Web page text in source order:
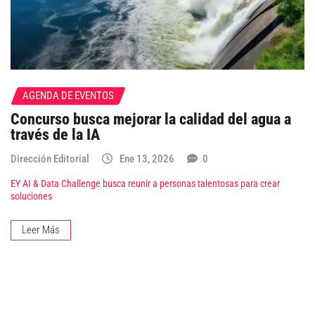
AGENDA DE EVENTOS
Concurso busca mejorar la calidad del agua a
través de la IA
Dirección Editorial Ene 13, 2026 0
EY AI & Data Challenge busca reunir a personas talentosas para crear
soluciones
Leer Más